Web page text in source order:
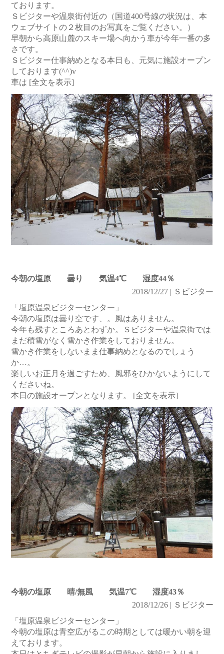
ております。
Ｓビジターや温泉街付近の（国道400号線の状況は、本
ウェブサイトの２枚目のお写真をご覧ください。）
早朝から高原山麓のスキー場へ向かう車が今年一番の多
さです。
Ｓビジター仕事納めとなる本日も、元気に施設オープン
しております(^^)v
車は [全文を表示]
今朝の塩原 曇り 気温4℃ 湿度44％
2018/12/27 | Ｓビジター
「塩原温泉ビジターセンター」
今朝の塩原は曇り空です、。風はありません。
今年も残すところあとわずか。Ｓビジターや温泉街では
まだ積雪がなく雪かき作業をしておりません。
雪かき作業をしないまま仕事納めとなるのでしょう
か…。
楽しいお正月を過ごすため、風邪をひかないようにして
くださいね。
本日の施設オープンとなります。 [全文を表示]
今朝の塩原 晴/無風 気温7℃ 湿度43％
2018/12/26 | Ｓビジター
「塩原温泉ビジターセンター」
今朝の塩原は青空広がるこの時期としては暖かい朝を迎
えております。